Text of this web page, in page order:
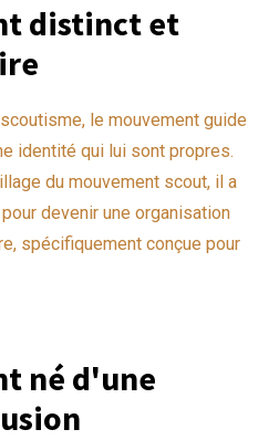
distinct et
le mouvement guide
identité qui lui sont propres.
du mouvement scout, il a
devenir une organisation
spécifiquement conçue pour
né d'une